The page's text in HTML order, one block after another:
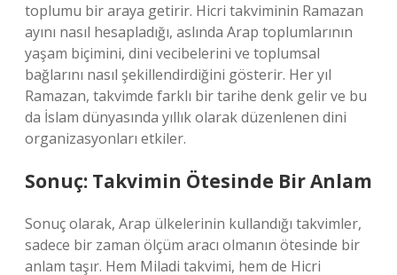
toplumu bir araya getirir. Hicri takviminin Ramazan
ayını nasıl hesapladığı, aslında Arap toplumlarının
yaşam biçimini, dini vecibelerini ve toplumsal
bağlarını nasıl şekillendirdiğini gösterir. Her yıl
Ramazan, takvimde farklı bir tarihe denk gelir ve bu
da İslam dünyasında yıllık olarak düzenlenen dini
organizasyonları etkiler.
Sonuç: Takvimin Ötesinde Bir Anlam
Sonuç olarak, Arap ülkelerinin kullandığı takvimler,
sadece bir zaman ölçüm aracı olmanın ötesinde bir
anlam taşır. Hem Miladi takvimi, hem de Hicri